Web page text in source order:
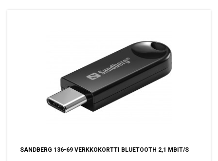
SANDBERG 136-69 VERKKOKORTTI BLUETOOTH 2,1 MBIT/S